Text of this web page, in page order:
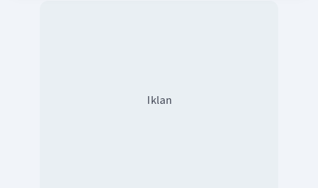
Iklan